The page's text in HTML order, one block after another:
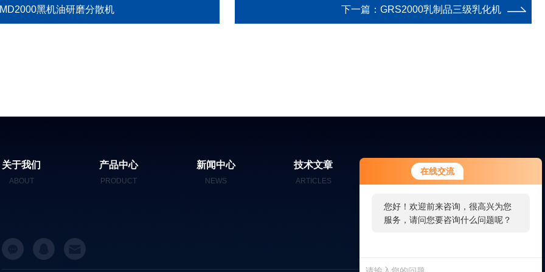
在线交流
您好！欢迎前来咨询，很高兴为您
服务，请问您要咨询什么问题呢？
了需求产品，您可以直接在线与我
黑机油研磨分散机 下一篇： GRS2000乳制品三级乳化机
关于我们
ABOUT
产品中心
PRODUCT
新闻中心
NEWS
技术文章
ARTICLES
在线留言
MESSAGES